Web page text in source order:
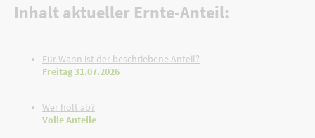
Inhalt aktueller Ernte-Anteil:
Für Wann ist der beschriebene Anteil?
Freitag 31.07.2026
Wer holt ab?
Volle Anteile